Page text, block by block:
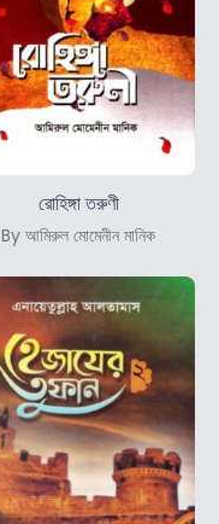
রোহিঙ্গা তরুণী
By আমিরুল মোমেনীন মানিক